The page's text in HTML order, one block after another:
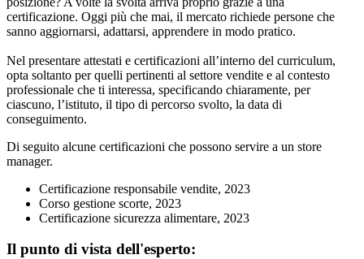
certificazione. Oggi più che mai, il mercato richiede persone che
sanno aggiornarsi, adattarsi, apprendere in modo pratico.
Nel presentare attestati e certificazioni all’interno del curriculum,
opta soltanto per quelli pertinenti al settore vendite e al contesto
professionale che ti interessa, specificando chiaramente, per
ciascuno, l’istituto, il tipo di percorso svolto, la data di
conseguimento.
Di seguito alcune certificazioni che possono servire a un store
manager.
Certificazione responsabile vendite, 2023
Corso gestione scorte, 2023
Certificazione sicurezza alimentare, 2023
Il punto di vista dell'esperto: